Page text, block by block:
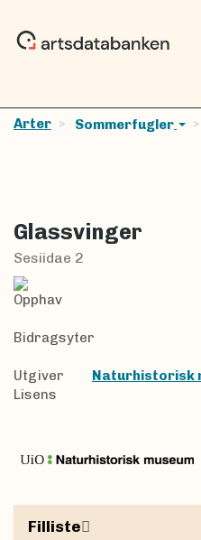
Arter Sommerfugler
Glassvinger
Sesiidae 2
Opphav
Bidragsyter
Utgiver
Naturhistorisk
Lisens
Filliste